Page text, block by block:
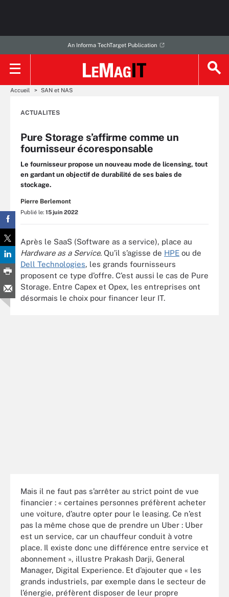
An Informa TechTarget Publication
Accueil SAN et NAS
ACTUALITES
Pure Storage s’affirme comme un
fournisseur écoresponsable
Le fournisseur propose un nouveau mode de licensing, tout
en gardant un objectif de durabilité de ses baies de
stockage.
Pierre Berlemont
Publié le: 15 juin 2022
Après le SaaS (Software as a service), place au
Hardware as a Service. Qu’il s’agisse de HPE ou de
Dell Technologies, les grands fournisseurs
proposent ce type d’offre. C’est aussi le cas de Pure
Storage. Entre Capex et Opex, les entreprises ont
désormais le choix pour financer leur IT.
Mais il ne faut pas s’arrêter au strict point de vue
financier : « certaines personnes préfèrent acheter
une voiture, d’autre opter pour le leasing. Ce n’est
pas la même chose que de prendre un Uber : Uber
est un service, car un chauffeur conduit à votre
place. Il existe donc une différence entre service et
abonnement », illustre Prakash Darji, General
Manager, Digital Experience. Et d’ajouter que « les
grands industriels, par exemple dans le secteur de
l’énergie, préfèrent disposer de leur propre